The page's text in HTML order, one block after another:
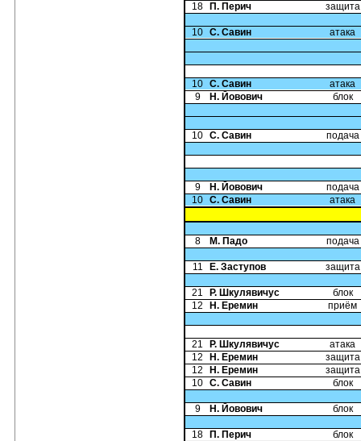
18 П. Перич защита
10 С. Савин атака
10 С. Савин
атака
9
Н. Йовович блок
10 С. Савин подача
9 Н. Йовович
подача
10 С. Савин атака
8 М. Падо подача
11 Е. Заступов защита
21 Р. Шкулявичус
блок
12
Н. Еремин приём
21 Р. Шкулявичус
атака
12
Н. Еремин
защита
12
Н. Еремин
защита
10 С. Савин блок
9 Н. Йовович блок
18 П. Перич блок